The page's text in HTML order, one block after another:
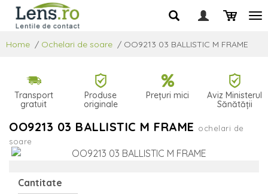
Home / Ochelari de soare / OO9213 03 BALLISTIC M FRAME
Transport
gratuit
Produse
originale
Prețuri mici
Aviz Ministerul
Sănătății
OO9213 03 BALLISTIC M FRAME ochelari de
soare
Cantitate